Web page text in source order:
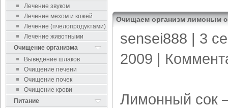
Лечение звуком
Лечение мехом и кожей
Лечение (пчелопродуктами)
Лечение животными
Очищение организма
Выведение шлаков
Очищение печени
Очищение почек
Очищение крови
Питание
Очищаем организм лимоным
sensei888 | 3
2009 |
Лимонный сок